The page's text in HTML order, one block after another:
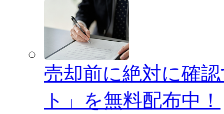
売却前に絶対に確
ト」を無料配布中！